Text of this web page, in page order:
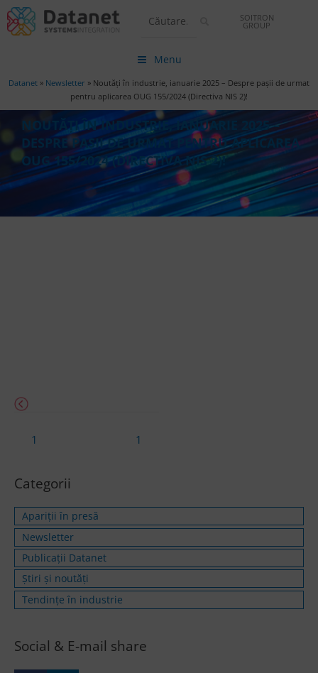
SOITRON
GROUP
Menu
Datanet » Newsletter » Noutăți în industrie, ianuarie 2025 – Despre pașii de urmat
pentru aplicarea OUG 155/2024 (Directiva NIS 2)!
NOUTĂȚI ÎN INDUSTRIE, IANUARIE 2025 –
DESPRE PAȘII DE URMAT PENTRU APLICAREA
OUG 155/2024 (DIRECTIVA NIS 2)!
1 1
Categorii
Apariții în presă
Newsletter
Publicații Datanet
Știri și noutăți
Tendințe în industrie
Social & E-mail share